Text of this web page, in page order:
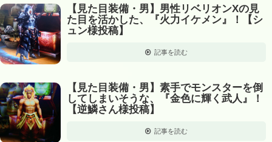
【見た目装備・男】男性リベリオンXの見
た目を活かした、『火力イケメン』！【シ
ュン様投稿】
記事を読む
【見た目装備・男】素手でモンスターを倒
してしまいそうな、『金色に輝く武人』！
【逆鱗さん様投稿】
記事を読む